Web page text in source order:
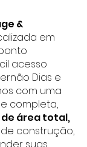
&
em
acesso
Dias e
com uma
completa,
de área total,
de construção,